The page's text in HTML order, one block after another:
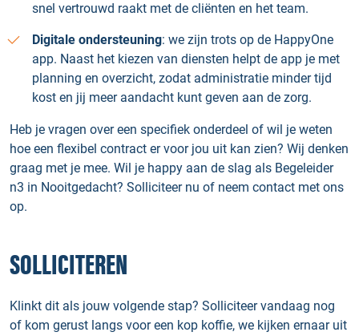
snel vertrouwd raakt met de cliënten en het team.
Digitale ondersteuning: we zijn trots op de HappyOne
app. Naast het kiezen van diensten helpt de app je met
planning en overzicht, zodat administratie minder tijd
kost en jij meer aandacht kunt geven aan de zorg.
Heb je vragen over een specifiek onderdeel of wil je weten
hoe een flexibel contract er voor jou uit kan zien? Wij denken
graag met je mee. Wil je happy aan de slag als Begeleider
n3 in Nooitgedacht? Solliciteer nu of neem contact met ons
op.
SOLLICITEREN
Klinkt dit als jouw volgende stap? Solliciteer vandaag nog
of kom gerust langs voor een kop koffie, we kijken ernaar uit